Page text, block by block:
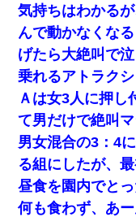
気持ちはわかる
んで動かなくな
げたら大絶叫で
乗れるアトラクシ
Ａは女3人に押し
て男だけで絶叫
男女混合の3：4
る組にしたが、
昼食を園内でと
何も食わず、あ